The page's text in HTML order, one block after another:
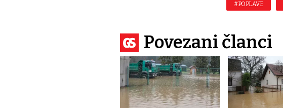
#POPLAVE
Povezani članci